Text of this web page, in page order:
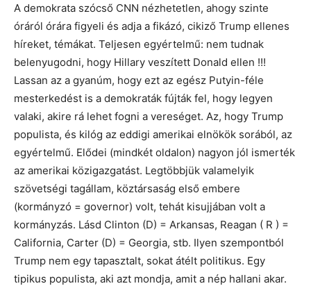
A demokrata szócső CNN nézhetetlen, ahogy szinte
óráról órára figyeli és adja a fikázó, cikiző Trump ellenes
híreket, témákat. Teljesen egyértelmű: nem tudnak
belenyugodni, hogy Hillary veszített Donald ellen !!!
Lassan az a gyanúm, hogy ezt az egész Putyin-féle
mesterkedést is a demokraták fújták fel, hogy legyen
valaki, akire rá lehet fogni a vereséget. Az, hogy Trump
populista, és kilóg az eddigi amerikai elnökök sorából, az
egyértelmű. Elődei (mindkét oldalon) nagyon jól ismerték
az amerikai közigazgatást. Legtöbbjük valamelyik
szövetségi tagállam, köztársaság első embere
(kormányzó = governor) volt, tehát kisujjában volt a
kormányzás. Lásd Clinton (D) = Arkansas, Reagan ( R ) =
California, Carter (D) = Georgia, stb. Ilyen szempontból
Trump nem egy tapasztalt, sokat átélt politikus. Egy
tipikus populista, aki azt mondja, amit a nép hallani akar.